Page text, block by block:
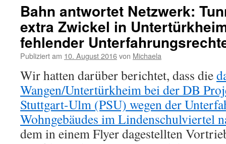
Bahn antwortet Netzwerk:
extra Zwickel in
fehlender
Publiziert am 10. August 2016von Michaela
Wir hatten darüber berichtet, dass die
Wangen/Untertürkheim bei der DB
Stuttgart-Ulm (PSU) wegen der
Wohngebäudes im Lindenschulviertel
dem in einem Flyer dagestellten